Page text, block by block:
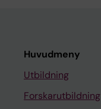
Huvudmeny
Utbildning
Forskarutbildning